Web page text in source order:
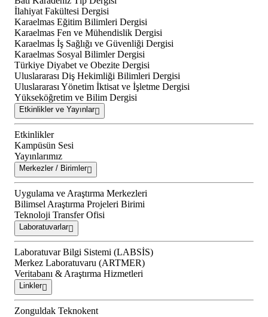
İlahiyat Fakültesi Dergisi
Karaelmas Eğitim Bilimleri Dergisi
Karaelmas Fen ve Mühendislik Dergisi
Karaelmas İş Sağlığı ve Güvenliği Dergisi
Karaelmas Sosyal Bilimler Dergisi
Türkiye Diyabet ve Obezite Dergisi
Uluslararası Diş Hekimliği Bilimleri Dergisi
Uluslararası Yönetim İktisat ve İşletme Dergisi
Yükseköğretim ve Bilim Dergisi
Etkinlikler ve Yayınlar
Etkinlikler
Kampüsün Sesi
Yayınlarımız
Merkezler / Birimler
Uygulama ve Araştırma Merkezleri
Bilimsel Araştırma Projeleri Birimi
Teknoloji Transfer Ofisi
Laboratuvarlar
Laboratuvar Bilgi Sistemi (LABSİS)
Merkez Laboratuvaru (ARTMER)
Veritabanı & Araştırma Hizmetleri
Linkler
Zonguldak Teknokent